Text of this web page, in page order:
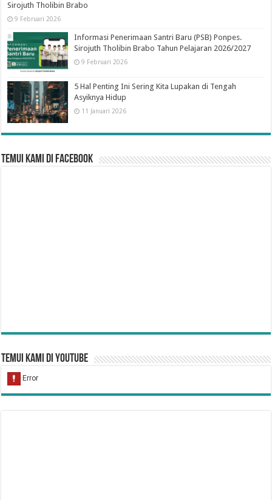
Sirojuth Tholibin Brabo
9 Februari 2026
Informasi Penerimaan Santri Baru (PSB) Ponpes.
Sirojuth Tholibin Brabo Tahun Pelajaran 2026/2027
9 Februari 2026
5 Hal Penting Ini Sering Kita Lupakan di Tengah
Asyiknya Hidup
11 Januari 2026
Temui Kami di Facebook
Temui Kami di YouTube